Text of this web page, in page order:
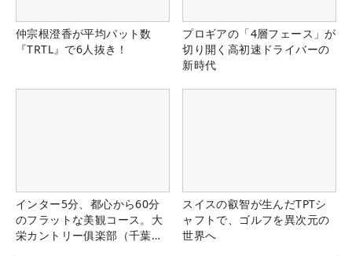
仲宗根澄香が平均パット数
『TRTL』で6人抜き！
プロギアの「4層フェース」が
切り開く高初速ドライバーの
新時代
インター5分、都心から60分
のフラットな美観コース。大
栄カントリー俱楽部（千葉
スイスの叡智が生んだTPTシ
ャフトで、ゴルフを異次元の
世界へ